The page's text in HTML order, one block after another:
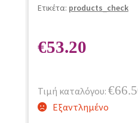
Ετικέτα: products_check
€53.20
Τιμή καταλόγου: €
Εξαντλημένο